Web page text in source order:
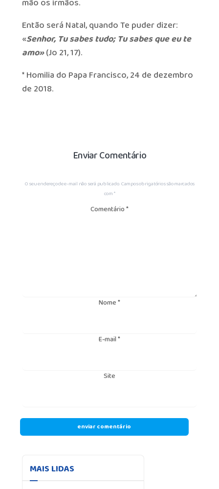
Então será Natal, quando Te puder dizer:
«Senhor, Tu sabes tudo; Tu sabes que eu te
amo»(Jo 21, 17).
* Homilia do Papa Francisco, 24 de dezembro
de 2018.
Enviar Comentário
O seu endereço de e-mail não será publicado. Campos obrigatórios são marcados
com*
Comentário*
Nome*
E-mail*
Site
MAIS LIDAS